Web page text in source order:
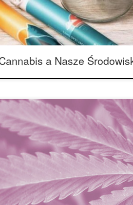
a Nasze
u 39% ludzi zdiagnozowano raka w
dotyka prawie każdego. Jeżeli nie ty, to z
z tą chorobą. Onkolodzy, bardziej niż
w obrębie medycyny, popierają opcję